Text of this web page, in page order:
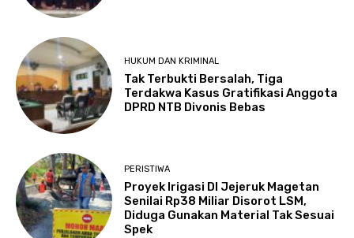
HUKUM DAN KRIMINAL
Tak Terbukti Bersalah, Tiga
Terdakwa Kasus Gratifikasi Anggota
DPRD NTB Divonis Bebas
PERISTIWA
Proyek Irigasi DI Jejeruk Magetan
Senilai Rp38 Miliar Disorot LSM,
Diduga Gunakan Material Tak Sesuai
Spek